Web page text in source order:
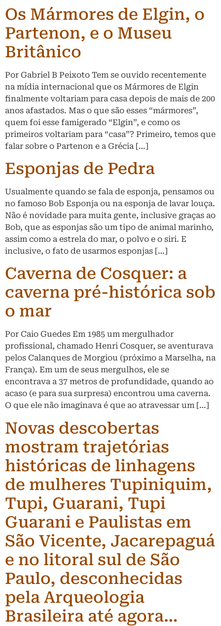
Os Mármores de Elgin, o
Partenon, e o Museu
Britânico
Por Gabriel B Peixoto Tem se ouvido recentemente
na mídia internacional que os Mármores de Elgin
finalmente voltariam para casa depois de mais de 200
anos afastados. Mas o que são esses “mármores”,
quem foi esse famigerado “Elgin”, e como os
primeiros voltariam para “casa”? Primeiro, temos que
falar sobre o Partenon e a Grécia […]
Esponjas de Pedra
Usualmente quando se fala de esponja, pensamos ou
no famoso Bob Esponja ou na esponja de lavar louça.
Não é novidade para muita gente, inclusive graças ao
Bob, que as esponjas são um tipo de animal marinho,
assim como a estrela do mar, o polvo e o siri. E
inclusive, o fato de usarmos esponjas […]
Caverna de Cosquer: a
caverna pré-histórica sob
o mar
Por Caio Guedes Em 1985 um mergulhador
profissional, chamado Henri Cosquer, se aventurava
pelos Calanques de Morgiou (próximo a Marselha, na
França). Em um de seus mergulhos, ele se
encontrava a 37 metros de profundidade, quando ao
acaso (e para sua surpresa) encontrou uma caverna.
O que ele não imaginava é que ao atravessar um […]
Novas descobertas
mostram trajetórias
históricas de linhagens
de mulheres Tupiniquim,
Tupi, Guarani, Tupi
Guarani e Paulistas em
São Vicente, Jacarepaguá
e no litoral sul de São
Paulo, desconhecidas
pela Arqueologia
Brasileira até agora…